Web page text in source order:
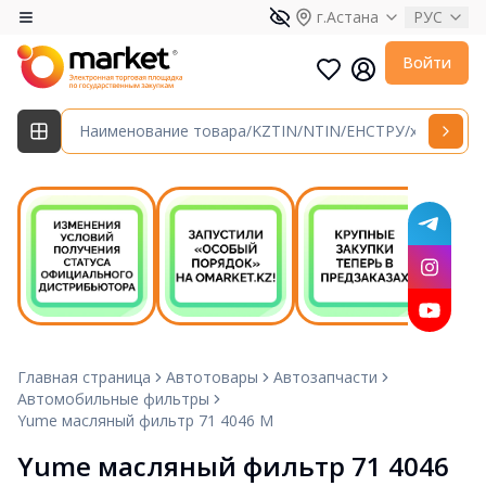
г.Астана РУС
Войти
Главная страница Автотовары
Автозапчасти
Автомобильные фильтры
Yume масляный фильтр 71 4046 M
Yume масляный фильтр 71 4046